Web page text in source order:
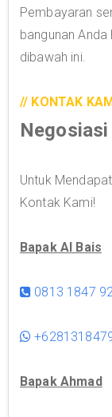
Pembayaran
bangunan
dibawah ini.
// KONTAK
Negosiasi
Untuk
Kontak Kami!
Bapak Al Bais
0813 1847
Bapak Ahmad